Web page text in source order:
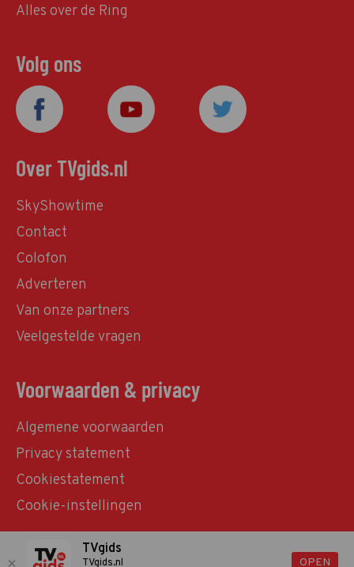
Alles over de Ring
Volg ons
Over TVgids.nl
SkyShowtime
Contact
Colofon
Adverteren
Van onze partners
Veelgestelde vragen
Voorwaarden & privacy
Algemene voorwaarden
Privacy statement
Cookiestatement
Cookie-instellingen
© TVgids.nl 2026 - All rights reserved. No text and
TVgids
TVgids.nl OPEN